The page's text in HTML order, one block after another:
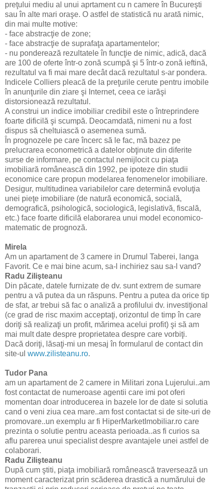
preţului mediu al unui aprtament cu n camere în Bucureşti
sau în alte mari oraşe. O astfel de statistică nu arată nimic,
din mai multe motive:
- face abstracţie de zone;
- face abstracţie de suprafaţa apartamentelor;
- nu ponderează rezultatele în funcţie de nimic, adică, dacă
are 100 de oferte într-o zonă scumpă şi 5 într-o zonă ieftină,
rezultatul va fi mai mare decât dacă rezultatul s-ar pondera.
Indicele Colliers pleacă de la preţurile cerute pentru imobile
în anunţurile din ziare şi Internet, ceea ce iarăşi
distorsionează rezultatul.
A construi un indice imobiliar credibil este o întreprindere
foarte dificilă şi scumpă. Deocamdată, nimeni nu a fost
dispus să cheltuiască o asemenea sumă.
În prognozele pe care încerc să le fac, mă bazez pe
prelucrarea econometrică a datelor obţinute din diferite
surse de informare, pe contactul nemijlocit cu piaţa
imobiliară românească din 1992, pe ipoteze din studii
economice care propun modelarea fenomenelor imobiliare.
Desigur, multitudinea variabilelor care determină evoluţia
unei pieţe imobiliare (de natură economică, socială,
demografică, psihologică, sociologică, legislativă, fiscală,
etc.) face foarte dificilă elaborarea unui model economico-
matematic de prognoză.
Mirela
Am un apartament de 3 camere in Drumul Taberei, langa
Favorit. Ce e mai bine acum, sa-l inchiriez sau sa-l vand?
Radu Zilişteanu
Din păcate, datele furnizate de dv. sunt extrem de sumare
pentru a vă putea da un răspuns. Pentru a putea da orice tip
de sfat, ar trebui să fac o analiză a profilului dv. investiţional
(ce grad de risc maxim acceptaţi, orizontul de timp în care
doriţi să realizaţi un profit, mărimea acelui profit) şi să am
mai mult date despre proprietatea despre care vorbiţi.
Dacă doriţi, lăsaţi-mi un mesaj în formularul de contact din
site-ul www.zilisteanu.ro.
Tudor Pana
am un apartament de 2 camere in Militari zona Lujerului..am
fost contactat de numeroase agentii care imi pot oferi
momentan doar introducerea in bazele lor de date si solutia
cand o veni ziua cea mare..am fost contactat si de site-uri de
promovare..un exemplu ar fi HiperMarketImobiliar.ro care
prezinta o solutie pentru aceasta perioada..as fi curios sa
aflu parerea unui specialist despre avantajele unei astfel de
colaborari.
Radu Zilişteanu
După cum ştiti, piaţa imobiliară românească traversează un
moment caracterizat prin scăderea drastică a numărului de